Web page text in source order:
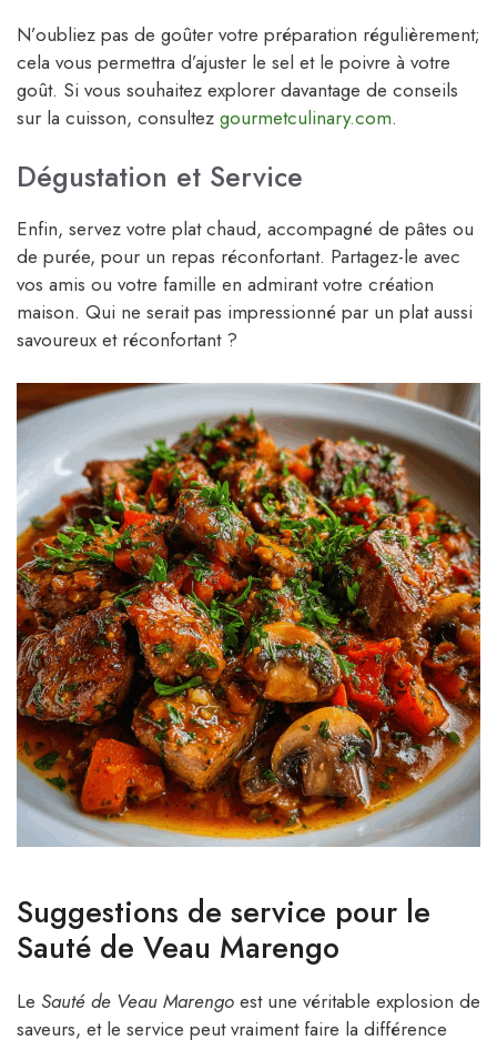
N’oubliez pas de goûter votre préparation régulièrement;
cela vous permettra d’ajuster le sel et le poivre à votre
goût. Si vous souhaitez explorer davantage de conseils
sur la cuisson, consultez gourmetculinary.com.
Dégustation et Service
Enfin, servez votre plat chaud, accompagné de pâtes ou
de purée, pour un repas réconfortant. Partagez-le avec
vos amis ou votre famille en admirant votre création
maison. Qui ne serait pas impressionné par un plat aussi
savoureux et réconfortant ?
Suggestions de service pour le
Sauté de Veau Marengo
Le Sauté de Veau Marengo est une véritable explosion de
saveurs, et le service peut vraiment faire la différence